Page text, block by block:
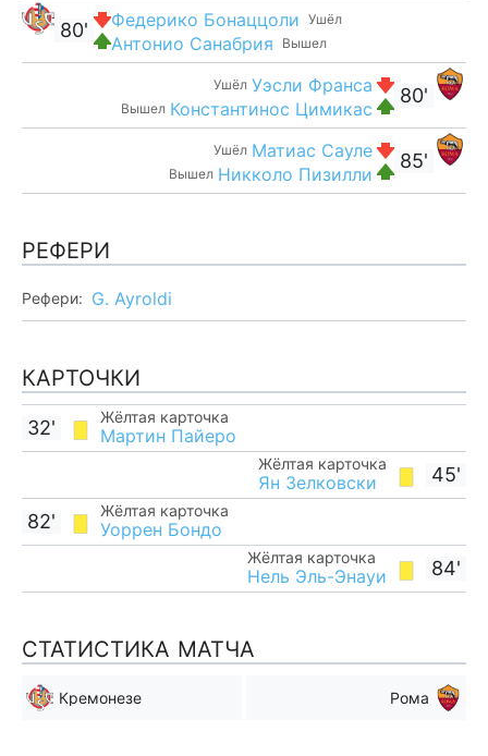
Ушёл
Федерико Бонаццоли
Вышел
Антонио Санабрия
80'
80'
Ушёл Уэсли Франса
Вышел Константинос Цимикас
85'
Ушёл Матиас Сауле
Вышел Никколо Пизилли
РЕФЕРИ
Рефери: G. Ayroldi
КАРТОЧКИ
Жёлтая карточка
Мартин Пайеро
32'
45'
Жёлтая карточка
Ян Зелковски
Жёлтая карточка
Уоррен Бондо
82'
84'
Жёлтая карточка
Нель Эль-Энауи
СТАТИСТИКА МАТЧА
Кремонезе Рома